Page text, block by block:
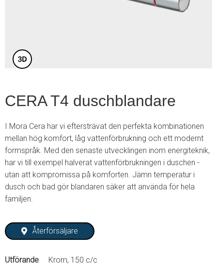
CERA T4 duschblandare
I Mora Cera har vi eftersträvat den perfekta kombinationen
mellan hög komfort, låg vattenförbrukning och ett modernt
formspråk. Med den senaste utvecklingen inom energiteknik,
har vi till exempel halverat vattenförbrukningen i duschen -
utan att kompromissa på komforten. Jämn temperatur i
dusch och bad gör blandaren säker att använda för hela
familjen.
Återförsäljare
Utförande
Krom, 150 c/c